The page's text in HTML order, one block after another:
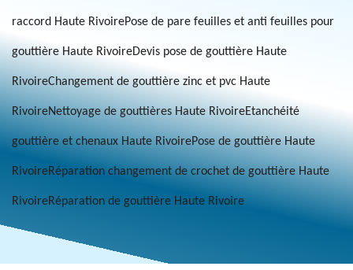
raccord Haute RivoirePose de pare feuilles et anti feuilles pour
gouttière Haute RivoireDevis pose de gouttière Haute
RivoireChangement de gouttière zinc et pvc Haute
RivoireNettoyage de gouttières Haute RivoireEtanchéité
gouttière et chenaux Haute RivoirePose de gouttière Haute
RivoireRéparation changement de crochet de gouttière Haute
RivoireRéparation de gouttière Haute Rivoire